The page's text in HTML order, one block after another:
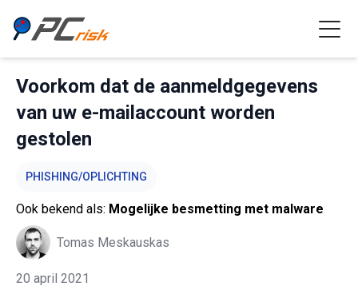
Voorkom dat de aanmeldgegevens
van uw e-mailaccount worden
gestolen
PHISHING/OPLICHTING
Ook bekend als: Mogelijke besmetting met malware
Tomas Meskauskas
20 april 2021